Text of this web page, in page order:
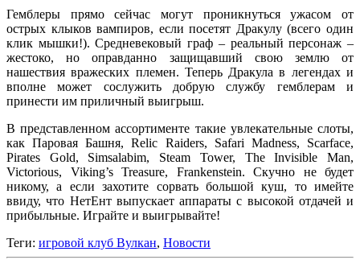
Гемблеры прямо сейчас могут проникнуться ужасом от
острых клыков вампиров, если посетят Дракулу (всего один
клик мышки!). Средневековый граф – реальный персонаж –
жестоко, но оправданно защищавший свою землю от
нашествия вражеских племен. Теперь Дракула в легендах и
вполне может сослужить добрую службу гемблерам и
принести им приличный выигрыш.
В представленном ассортименте такие увлекательные слоты,
как Паровая Башня, Relic Raiders, Safari Madness, Scarface,
Pirates Gold, Simsalabim, Steam Tower, The Invisible Man,
Victorious, Viking’s Treasure, Frankenstein. Скучно не будет
никому, а если захотите сорвать большой куш, то имейте
ввиду, что НетЕнт выпускает аппараты с высокой отдачей и
прибыльные. Играйте и выигрывайте!
Теги: игровой клуб Вулкан, Новости